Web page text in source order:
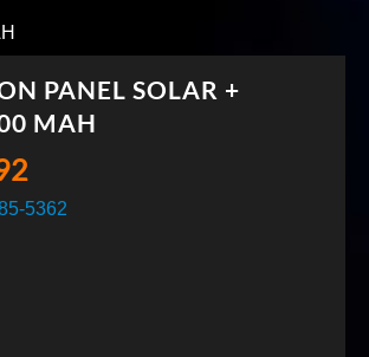
PANEL SOLAR +
MAH
El
precio
5362